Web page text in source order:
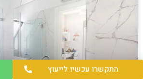
התקשרו עכשיו לייעוץ